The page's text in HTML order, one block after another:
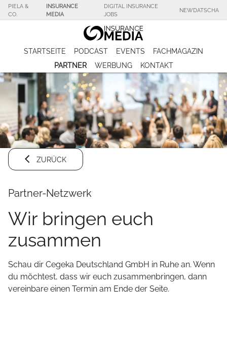
PIELA &
CO.
INSURANCE
MEDIA
DIGITAL INSURANCE
JOBS
NEWDATSCHA
STARTSEITE PODCAST EVENTS
FACHMAGAZIN
PARTNER
WERBUNG KONTAKT
ZURÜCK
Partner-Netzwerk
Wir bringen euch
zusammen
Schau dir Cegeka Deutschland GmbH in Ruhe an. Wenn
du möchtest, dass wir euch zusammenbringen, dann
vereinbare einen Termin am Ende der Seite.